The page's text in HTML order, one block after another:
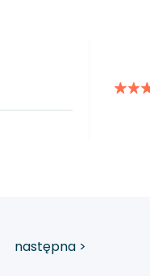
następna >